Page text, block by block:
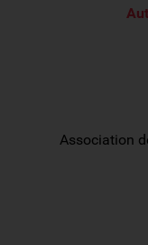
Association